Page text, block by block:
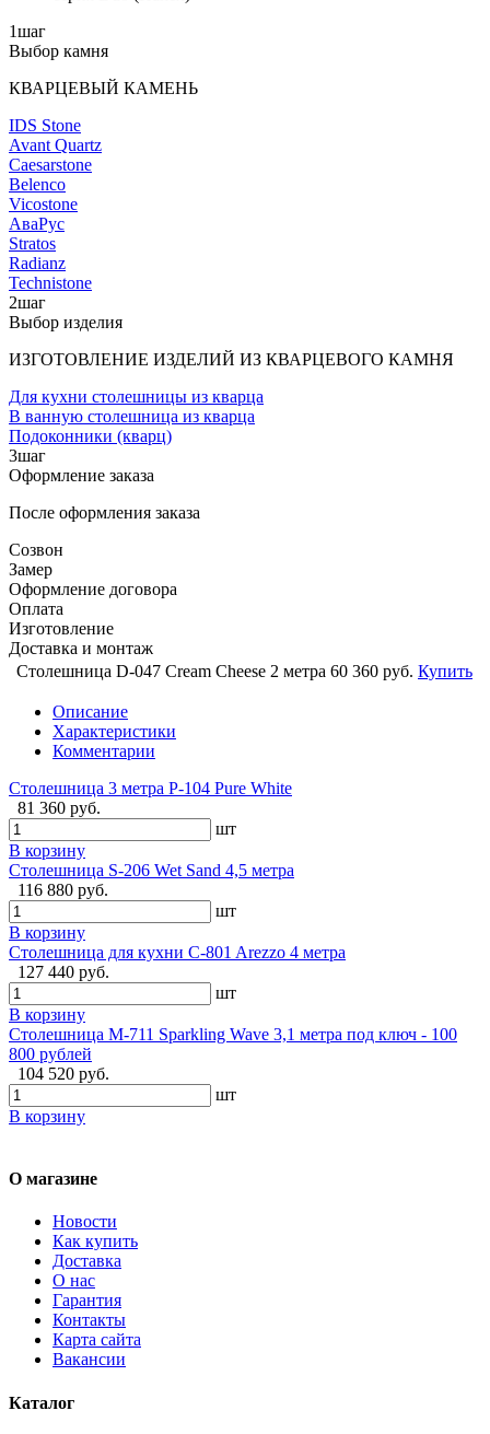
1шаг
Выбор камня
КВАРЦЕВЫЙ КАМЕНЬ
IDS Stone
Avant Quartz
Caesarstone
Belenco
Vicostone
АваРус
Stratos
Radianz
Technistone
2шаг
Выбор изделия
ИЗГОТОВЛЕНИЕ ИЗДЕЛИЙ ИЗ КВАРЦЕВОГО КАМНЯ
Для кухни столешницы из кварца
В ванную столешница из кварца
Подоконники (кварц)
3шаг
Оформление заказа
После оформления заказа
Созвон
Замер
Оформление договора
Оплата
Изготовление
Доставка и монтаж
Столешница D-047 Cream Cheese 2 метра 60 360 руб. Купить
Описание
Характеристики
Комментарии
Столешница 3 метра P-104 Pure White
81 360 руб.
шт
В корзину
Столешница S-206 Wet Sand 4,5 метра
116 880 руб.
шт
В корзину
Столешница для кухни C-801 Arezzo 4 метра
127 440 руб.
шт
В корзину
Столешница M-711 Sparkling Wave 3,1 метра под ключ - 100
800 рублей
104 520 руб.
шт
В корзину
О магазине
Новости
Как купить
Доставка
О нас
Гарантия
Контакты
Карта сайта
Вакансии
Каталог